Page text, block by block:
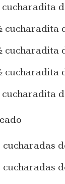
cucharadita
cucharadita
cucharadita
cucharadita
cucharadita
cucharadas
cucharadas